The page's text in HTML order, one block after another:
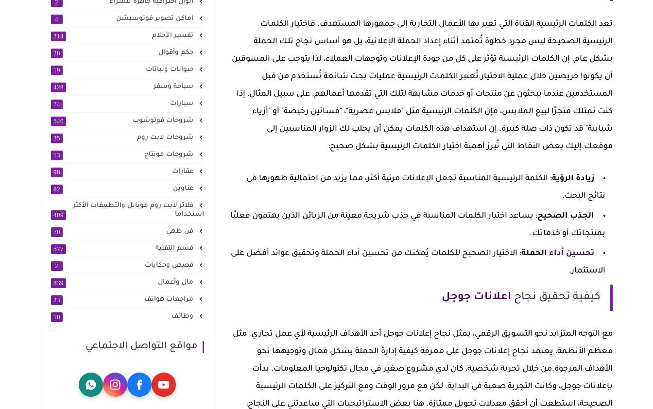
تعد الكلمات الرئيسية القناة التي تعبر بها الأعمال التجارية إلى جمهورها المستهدف. فاختيار الكلمات
الرئيسية الصحيحة ليس مجرد خطوة تُعتمد أثناء إعداد الحملة الإعلانية، بل هو أساس نجاح تلك الحملة
بشكل عام. إن الكلمات الرئيسية تؤثر على كل من جودة الإعلانات وتوجهات العملاء، لذا يتوجب على المسوقين
أن يكونوا حريصين خلال عملية الاختيار.تُعتبر الكلمات الرئيسية عمليات بحث شائعة تُستخدم من قبل
المستخدمين عندما يبحثون عن منتجات أو خدمات مشابهة لتلك التي تقدمها أعمالهم. على سبيل المثال، إذا
كنت تمتلك متجرًا لبيع الملابس، فإن الكلمات الرئيسية مثل "ملابس عصرية"، "فساتين رخيصة" أو "أزياء
شبابية" قد تكون ذات صلة كبيرة. إن استهداف هذه الكلمات يمكن أن يجلب لك الزوار المناسبين إلى
موقعك.إليك بعض النقاط التي تُبرز أهمية اختيار الكلمات الرئيسية بشكل صحيح:
زيادة الرؤية: الكلمة الرئيسية المناسبة تجعل الإعلانات مرئية أكثر، مما يزيد من احتمالية ظهورها في
نتائج البحث.
الجذب الصحيح: يساعد اختيار الكلمات المناسبة في جذب شريحة معينة من الزبائن الذين يهتمون فعليًا
بمنتجاتك أو خدماتك.
تحسين أداء الحملة: الاختيار الصحيح للكلمات يُمكنك من تحسين أداء الحملة وتحقيق عوائد أفضل على
الاستثمار.
كيفية تحقيق نجاح اعلانات جوجل
مع التوجه المتزايد نحو التسويق الرقمي، يمثل نجاح إعلانات جوجل أحد الأهداف الرئيسية لأي عمل تجاري. مثل
معظم الأنظمة، يعتمد نجاح إعلانات جوجل على معرفة كيفية إدارة الحملة بشكل فعال وتوجيهها نحو
الأهداف المرجوة.من خلال تجربة شخصية، كان لدي مشروع صغير في مجال تكنولوجيا المعلومات. بدأت
بإعلانات جوجل، وكانت التجربة صعبة في البداية. لكن مع مرور الوقت ومع التركيز على الكلمات الرئيسية
الصحيحة، استطعت أن أحقق معدلات تحويل ممتازة. هنا بعض الاستراتيجيات التي ساعدتني على النجاح:
الوان احترافية جاهزة للشراء 2
اماكن تصوير فوتوسيشن 4
تفسير الأحلام 214
حكم وأقوال 28
حيوانات ونباتات 19
سياحة وسفر 428
سيارات 74
شروحات فوتوشوب 540
شروحات لايت روم 35
شروحات مونتاج 13
عقارات 98
عناوين 82
فلاتر لايت روم موبايل والتطبيقات الأكثر
استخداما
409
فن طهي 70
قسم التقنية 577
قصص وحكايات 2
مال وأعمال 839
مراجعات هواتف 23
وظائف 10
مواقع التواصل الاجتماعي